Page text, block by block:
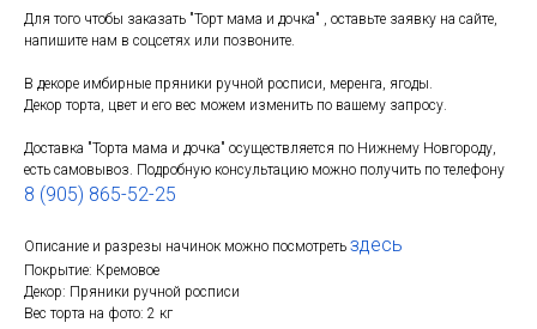
Для того чтобы заказать "Торт мама и дочка" , оставьте заявку на сайте,
напишите нам в соцсетях или позвоните.
В декоре имбирные пряники ручной росписи, меренга, ягоды.
Декор торта, цвет и его вес можем изменить по вашему запросу.
Доставка "Торта мама и дочка" осуществляется по Нижнему Новгороду,
есть самовывоз. Подробную консультацию можно получить по телефону
8 (905) 865-52-25
Описание и разрезы начинок можно посмотреть здесь
Покрытие: Кремовое
Декор: Пряники ручной росписи
Вес торта на фото: 2 кг